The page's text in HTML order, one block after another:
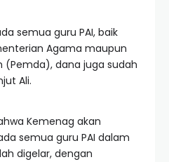
semua guru PAI, baik
Agama maupun
(Pemda), dana juga sudah
Ali.
Kemenag akan
semua guru PAI dalam
digelar, dengan